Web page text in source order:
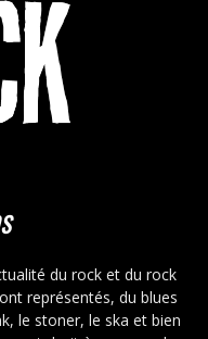
du rock et du rock
représentés, du blues
le stoner, le ska et bien